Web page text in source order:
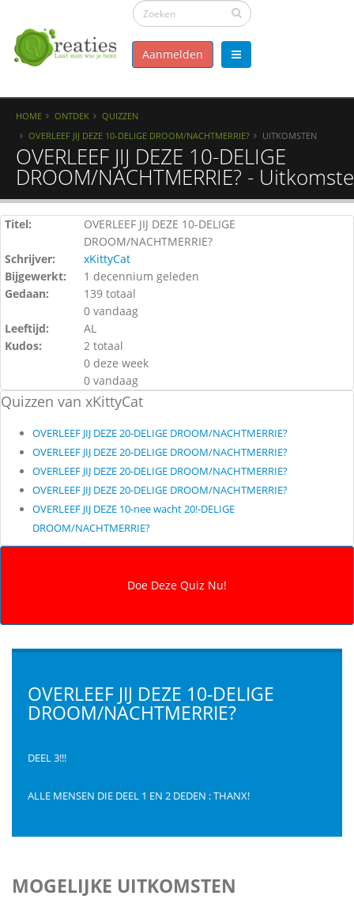
Aanmelden
HOME ONTDEK
QUIZZEN
OVERLEEF JIJ DEZE 10-DELIGE DROOM/NACHTMERRIE?
UITKOMSTEN
OVERLEEF JIJ DEZE 10-DELIGE
DROOM/NACHTMERRIE? -
Titel:
OVERLEEF JIJ DEZE 10-DELIGE
DROOM/NACHTMERRIE?
Schrijver:
xKittyCat
Bijgewerkt:
1 decennium geleden
Gedaan:
139 totaal
0 vandaag
Leeftijd:
AL
Kudos:
2 totaal
0 deze week
0 vandaag
Quizzen van xKittyCat
OVERLEEF JIJ DEZE 20-DELIGE DROOM/NACHTMERRIE?
OVERLEEF JIJ DEZE 20-DELIGE DROOM/NACHTMERRIE?
OVERLEEF JIJ DEZE 20-DELIGE DROOM/NACHTMERRIE?
OVERLEEF JIJ DEZE 20-DELIGE DROOM/NACHTMERRIE?
OVERLEEF JIJ DEZE 10-nee wacht 20!-DELIGE
DROOM/NACHTMERRIE?
OVERLEEF JIJ DEZE 10-DELIGE
DROOM/NACHTMERRIE?
DEEL 3!!!
ALLE MENSEN DIE DEEL 1 EN 2 DEDEN : THANX!
MOGELIJKE UITKOMSTEN